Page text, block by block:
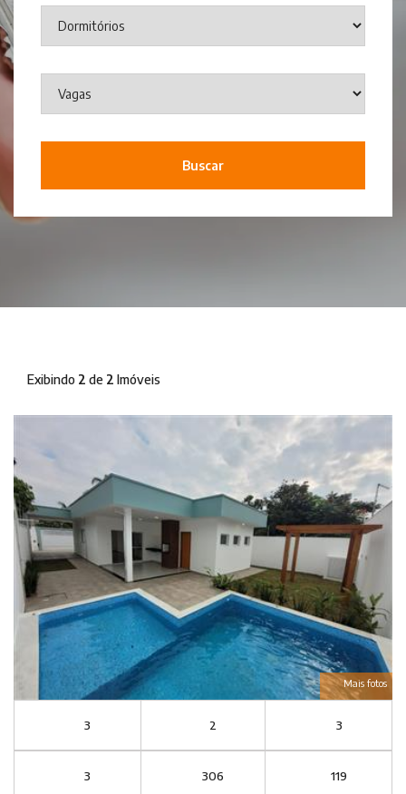
Buscar
Exibindo 2 de 2 Imóveis
Mais fotos
3 2 3
3 306 119